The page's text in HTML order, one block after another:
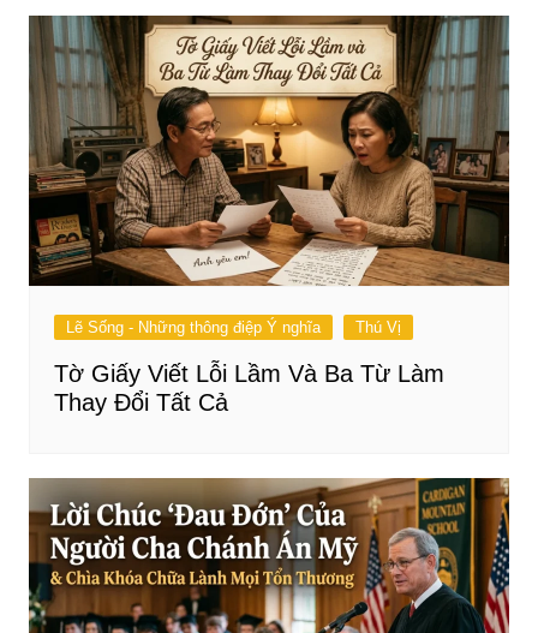
Lẽ Sống - Những thông điệp Ý nghĩa Thú Vị
Tờ Giấy Viết Lỗi Lầm Và Ba Từ Làm
Thay Đổi Tất Cả